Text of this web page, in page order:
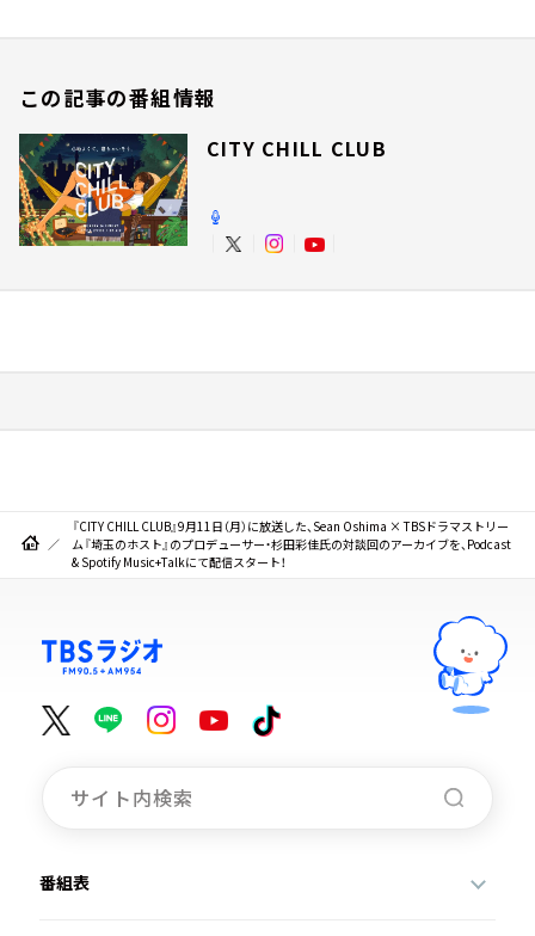
この記事の番組情報
CITY CHILL CLUB
『CITY CHILL CLUB』9月11日（月）に放送した、Sean Oshima × TBSドラマストリー
ム『埼玉のホスト』のプロデューサー・杉田彩佳氏の対談回のアーカイブを、Podcast
& Spotify Music+Talkにて配信スタート！
番組表